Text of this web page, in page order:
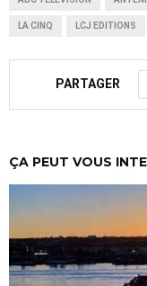
LA CINQ LCJ EDITIONS
PARTAGER
ÇA PEUT VOUS